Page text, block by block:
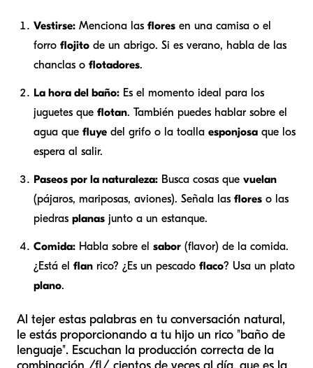
Vestirse: Menciona las flores en una camisa o el
forro flojito de un abrigo. Si es verano, habla de las
chanclas o flotadores.
La hora del baño: Es el momento ideal para los
juguetes que flotan. También puedes hablar sobre el
agua que fluye del grifo o la toalla esponjosa que los
espera al salir.
Paseos por la naturaleza: Busca cosas que vuelan
(pájaros, mariposas, aviones). Señala las flores o las
piedras planas junto a un estanque.
Comida: Habla sobre el sabor (flavor) de la comida.
¿Está el flan rico? ¿Es un pescado flaco? Usa un plato
plano.
Al tejer estas palabras en tu conversación natural,
le estás proporcionando a tu hijo un rico "baño de
lenguaje". Escuchan la producción correcta de la